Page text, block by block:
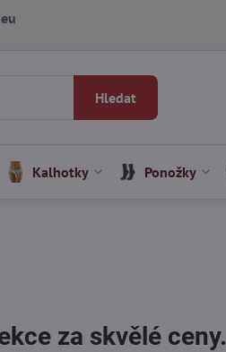
Hledat
Kalhotky Ponožky
za skvělé ceny.